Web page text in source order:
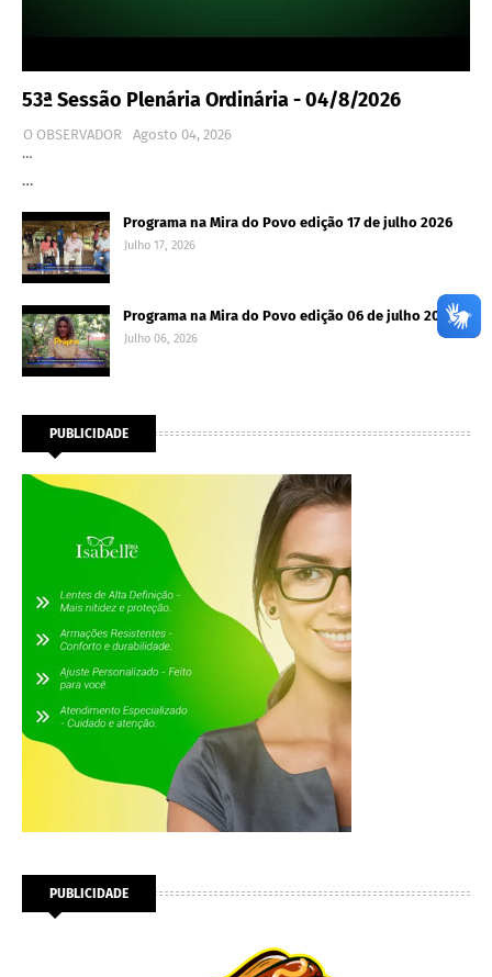
53ª Sessão Plenária Ordinária - 04/8/2026
O OBSERVADOR
Agosto 04, 2026
…
…
Programa na Mira do Povo edição 17 de julho 2026
Julho 17, 2026
Programa na Mira do Povo edição 06 de julho 2026
Julho 06, 2026
PUBLICIDADE
PUBLICIDADE